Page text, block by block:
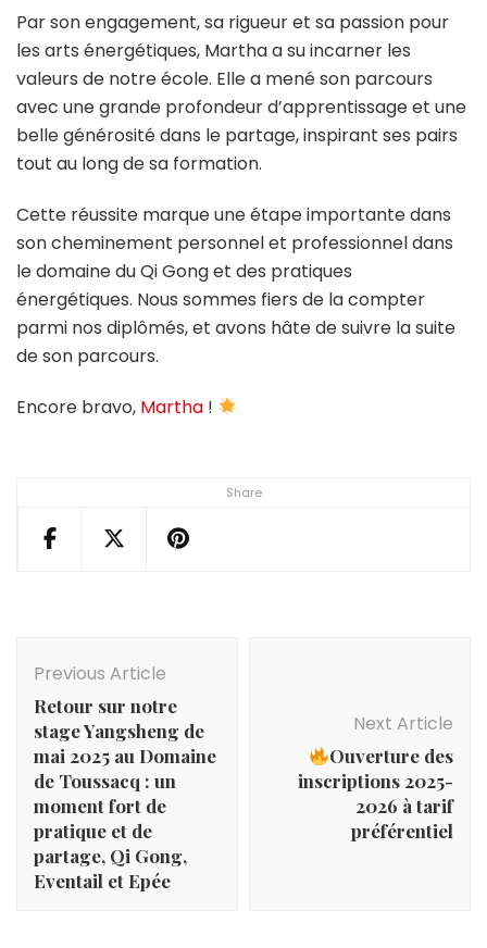
Share
Par son engagement, sa rigueur et sa passion pour
les arts énergétiques, Martha a su incarner les
valeurs de notre école. Elle a mené son parcours
avec une grande profondeur d’apprentissage et une
belle générosité dans le partage, inspirant ses pairs
tout au long de sa formation.
Cette réussite marque une étape importante dans
son cheminement personnel et professionnel dans
le domaine du Qi Gong et des pratiques
énergétiques. Nous sommes fiers de la compter
parmi nos diplômés, et avons hâte de suivre la suite
de son parcours.
Encore bravo, Martha !
Navigation
Previous Article
Retour sur notre
stage Yangsheng de
mai 2025 au Domaine
de Toussacq : un
moment fort de
pratique et de
partage, Qi Gong,
Eventail et Epée
Next Article
Ouverture des
inscriptions 2025-
2026 à tarif
préférentiel